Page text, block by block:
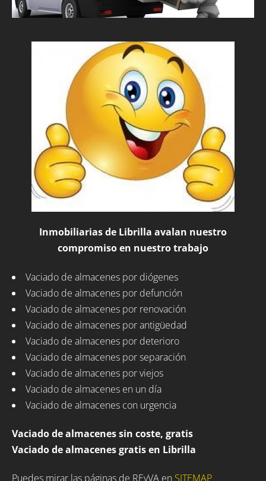
Inmobiliarias de Librilla avalan nuestro
compromiso en nuestro trabajo
Vaciado de almacenes por diógenes
Vaciado de almacenes por defunción
Vaciado de almacenes por renovación
Vaciado de almacenes por antigüedad
Vaciado de almacenes por deterioro
Vaciado de almacenes por separación
Vaciado de almacenes por viejos
Vaciado de almacenes en un día
Vaciado de almacenes con urgencia
Vaciado de almacenes sin coste, gratis
Vaciado de almacenes gratis en Librilla
Puedes mirar las páginas de REyVA en SITEMAP